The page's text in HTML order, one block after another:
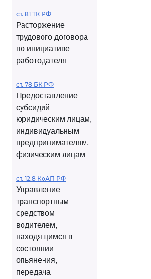
ст. 81 ТК РФ
Расторжение
трудового договора
по инициативе
работодателя
ст. 78 БК РФ
Предоставление
субсидий
юридическим лицам,
индивидуальным
предпринимателям,
физическим лицам
ст. 12.8 КоАП РФ
Управление
транспортным
средством
водителем,
находящимся в
состоянии
опьянения,
передача